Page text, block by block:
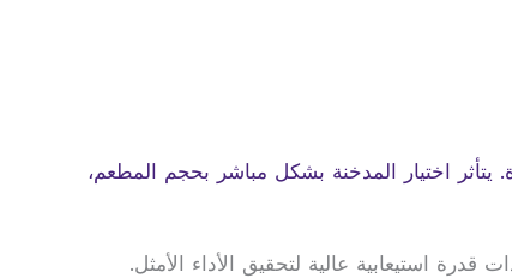
اختيار المدخنة بشكل مباشر بحجم المطعم،
استيعابية عالية لتحقيق الأداء الأمثل.